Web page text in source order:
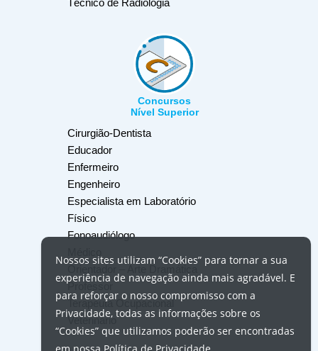
Técnico de Radiologia
Concursos
Nível Superior
Cirurgião-Dentista
Educador
Enfermeiro
Engenheiro
Especialista em Laboratório
Físico
Fonoaudiólogo
Professor
Terapeuta Ocupacional
Veterinário
Nossos sites utilizam “Cookies” para tornar a sua
experiência de navegação ainda mais agradável. E
para reforçar o nosso compromisso com a
Privacidade, todas as informações sobre os
“Cookies” que utilizamos poderão ser encontradas